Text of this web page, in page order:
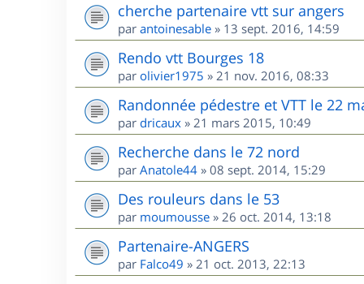
cherche partenaire vtt sur angers
par antoinesable » 13 sept. 2016, 14:59
Rendo vtt Bourges 18
par olivier1975 » 21 nov. 2016, 08:33
Randonnée pédestre et VTT le 22
par dricaux » 21 mars 2015, 10:49
Recherche dans le 72 nord
par Anatole44 » 08 sept. 2014, 15:29
Des rouleurs dans le 53
par moumousse » 26 oct. 2014, 13:18
Partenaire-ANGERS
par Falco49 » 21 oct. 2013, 22:13